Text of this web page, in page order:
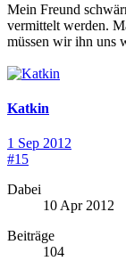
Mein Freund
vermittelt werden.
müssen wir ihn uns
Katkin
1 Sep 2012
#15
Dabei
10 Apr 2012
Beiträge
104